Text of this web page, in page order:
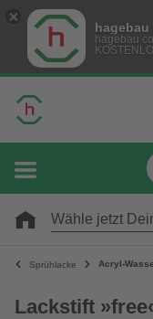
hagebau
hagebau
Wähle jetzt
Sprühlacke Acryl-
Lackstift